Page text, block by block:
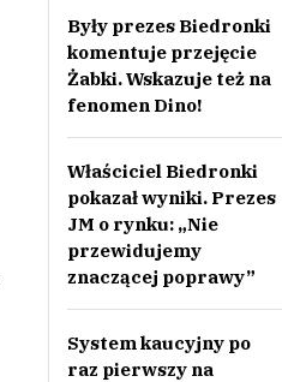
Były prezes Biedronki
komentuje przejęcie
Żabki. Wskazuje też na
fenomen Dino!
Właściciel Biedronki
pokazał wyniki. Prezes
JM o rynku: „Nie
przewidujemy
znaczącej poprawy”
System kaucyjny po
raz pierwszy na